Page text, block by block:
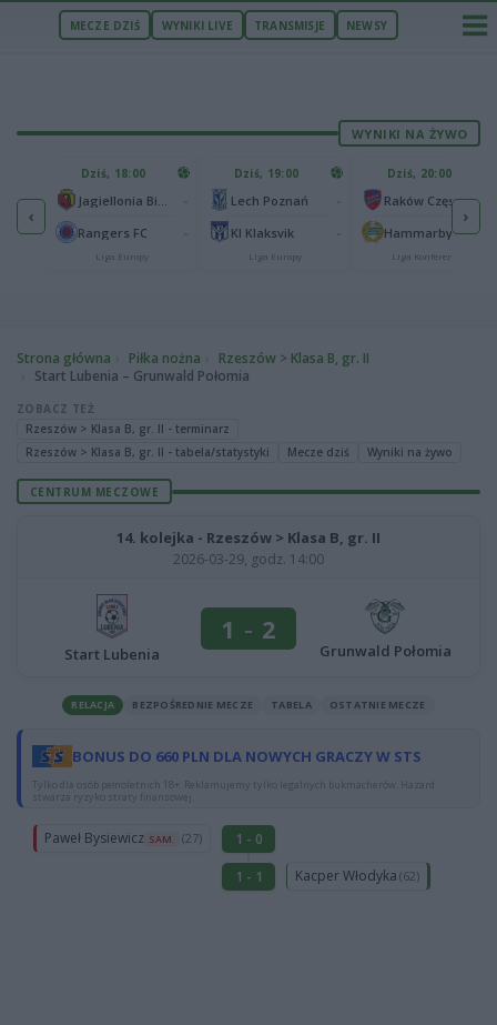
MECZE DZIŚ WYNIKI LIVE TRANSMISJE NEWSY
WYNIKI NA ŻYWO
‹
1
0
Dziś, 18:00
Rangers FC
Liga Europy
Dziś, 19:00
Lech Poznań
KI Klaksvik
Liga Europy
Dziś, 20:00
Raków Częstochowa
Hammarby IF
Liga Konferencji
›
Strona główna Piłka nożna
Rzeszów > Klasa B, gr. II
Start Lubenia – Grunwald Połomia
ZOBACZ TEŻ
Rzeszów > Klasa B, gr. II - terminarz
Rzeszów > Klasa B, gr. II - tabela/statystyki
Mecze dziś Wyniki na żywo
CENTRUM MECZOWE
14. kolejka - Rzeszów > Klasa B, gr. II
2026-03-29, godz. 14:00
Start Lubenia
1 - 2
Grunwald Połomia
RELACJA BEZPOŚREDNIE MECZE TABELA OSTATNIE MECZE
BONUS DO 660 PLN DLA NOWYCH GRACZY W STS
Tylko dla osób pełnoletnich 18+. Reklamujemy tylko legalnych bukmacherów. Hazard
stwarza ryzyko straty finansowej.
Paweł Bysiewicz SAM. (27)
1 - 0
1 - 1
Kacper Włodyka (62)